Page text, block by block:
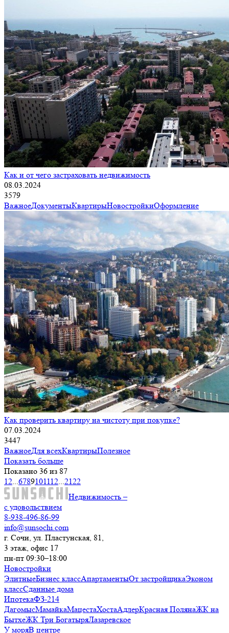
Как и от чего застраховать недвижимость
08.03.2024
3579
ВажноеДокументыКвартирыНовостройкиОформление
Как проверить квартиру на чистоту при покупке?
07.03.2024
3447
ВажноеДля всехКвартирыПолезное
Показать больше
Показано 36 из 87
12...6789101112...2122
Недвижимость –
с удовольствием
8-938-496-86-99
info@sunsochi.com
г. Сочи, ул. Пластунская, 81,
3 этаж, офис 17
пн-пт 09:30–18:00
Новостройки
ЭлитныеБизнес классАпартаментыОт застройщикаЭконом
классСданные дома
ИпотекаФЗ-214
ДагомысМамайкаМацестаХостаАдлерКрасная ПолянаЖК на
БытхеЖК Три БогатыряЛазаревское
У моряВ центре